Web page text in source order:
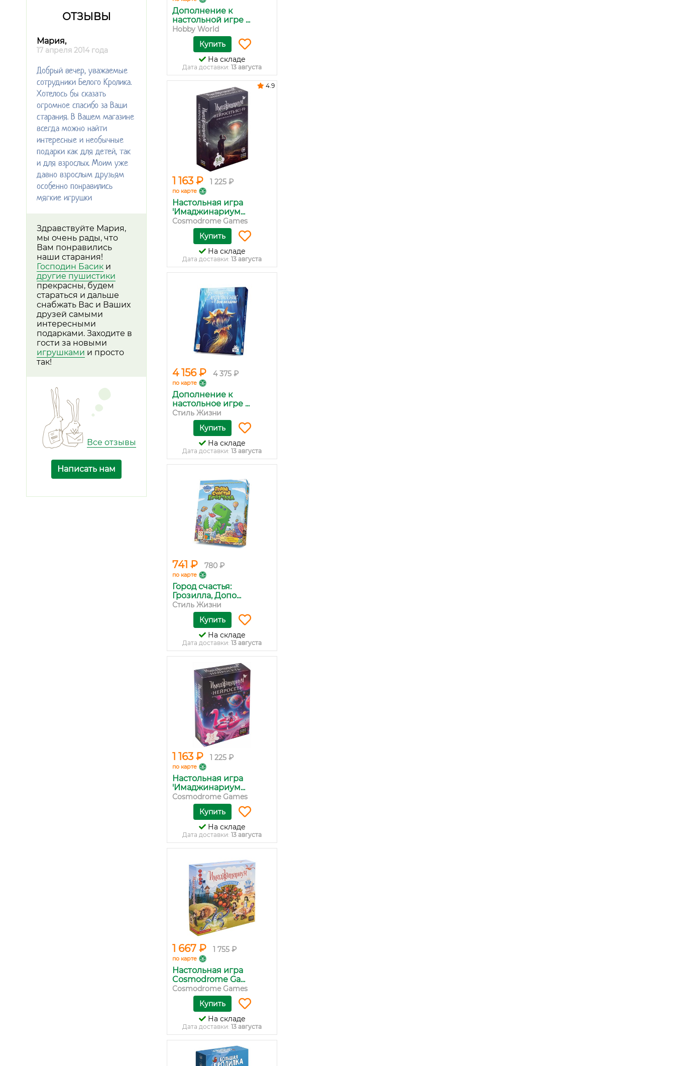
ОТЗЫВЫ
Мария,
17 апреля 2014 года
Добрый вечер, уважаемые
сотрудники Белого Кролика.
Хотелось бы сказать
огромное спасибо за Ваши
старания. В Вашем магазине
всегда можно найти
интересные и необычные
подарки как для детей, так
и для взрослых. Моим уже
давно взрослым друзьям
особенно понравились
мягкие игрушки
Здравствуйте Мария,
мы очень рады, что
Вам понравились
наши старания!
Господин Басик и
другие пушистики
прекрасны, будем
стараться и дальше
снабжать Вас и Ваших
друзей самыми
интересными
подарками. Заходите в
гости за новыми
игрушками и просто
так!
Все отзывы
Написать нам
Дополнение к
настольной игре ...
Hobby World
Купить
На складе
Дата доставки: 13 августа
1 163 ₽ 1 225 ₽
по карте
Настольная игра
'Имаджинариум...
Cosmodrome Games
4.9
Купить
На складе
Дата доставки: 13 августа
4 156 ₽ 4 375 ₽
по карте
Дополнение к
настольное игре ...
Стиль Жизни
Купить
На складе
Дата доставки: 13 августа
741 ₽ 780 ₽
по карте
Город счастья:
Грозилла, Допо...
Стиль Жизни
Купить
На складе
Дата доставки: 13 августа
1 163 ₽ 1 225 ₽
по карте
Настольная игра
'Имаджинариум...
Cosmodrome Games
Купить
На складе
Дата доставки: 13 августа
1 667 ₽ 1 755 ₽
по карте
Настольная игра
Cosmodrome Ga...
Cosmodrome Games
Купить
На складе
Дата доставки: 13 августа